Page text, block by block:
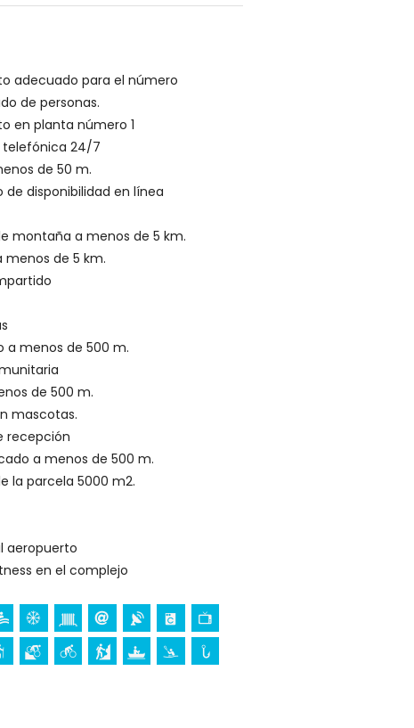
del apartamento)
del apartamento)
apartamento)
del apartamento)
Jávea, Costa Blanca
de 500 metros de la casa)
(Pueblo de Jávea), edificio
Jávea) (a menos de 5 kilómetros
del alojamiento)
del alojamiento)
adecuado para el número
de personas.
en planta número 1
telefónica 24/7
de 50 m.
de disponibilidad en línea
montaña a menos de 5 km.
menos de 5 km.
a menos de 500 m.
de 500 m.
mascotas.
recepción
a menos de 500 m.
la parcela 5000 m2.
aeropuerto
en el complejo